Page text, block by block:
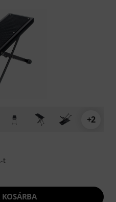
+2
t
KOSÁRBA